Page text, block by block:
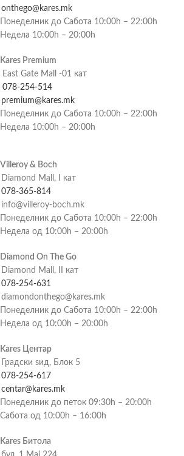
onthego@kares.mk
Понеделник до Сабота 10:00h – 22:00h
Недела 10:00h – 20:00h
Kares Premium
East Gate Mall -01 кат
078-254-514
premium@kares.mk
Понеделник до Сабота 10:00h – 22:00h
Недела 10:00h – 20:00h
Villeroy & Boch
Diamond Mall, I кат
078-365-814
info@villeroy-boch.mk
Понеделник до Сабота 10:00h – 22:00h
Недела од 10:00h – 20:00h
Diamond On The Go
Diamond Mall, II кат
078-254-631
diamondonthego@kares.mk
Понеделник до Сабота 10:00h – 22:00h
Недела од 10:00h – 20:00h
Kares Центар
Градски ѕид, Блок 5
078-254-617
centar@kares.mk
Понеделник до петок 09:30h – 20:00h
Сабота од 10:00h – 16:00h
Kares Битола